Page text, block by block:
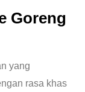
Goreng
yang
rasa khas